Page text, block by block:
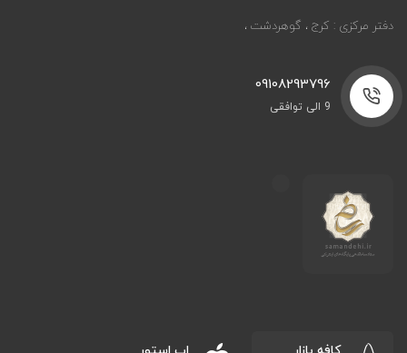
دفتر مرکزی : کرج ، گوهردشت ،
09108293796
9 الی توافقی